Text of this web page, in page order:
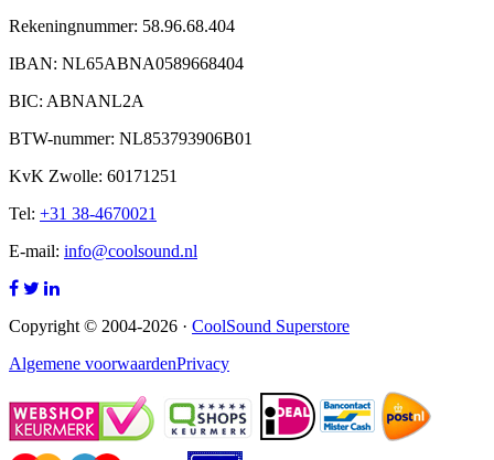
Rekeningnummer: 58.96.68.404
IBAN: NL65ABNA0589668404
BIC: ABNANL2A
BTW-nummer: NL853793906B01
KvK Zwolle: 60171251
Tel: +31 38-4670021
E-mail: info@coolsound.nl
Copyright © 2004-2026 · CoolSound Superstore
Algemene voorwaardenPrivacy